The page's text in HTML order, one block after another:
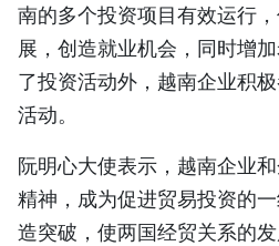
ESPAÑOL
南的多个投资项目有效运行
展，创造就业机会，同时增
了投资活动外，越南企业积
活动。
阮明心大使表示，越南企业
精神，成为促进贸易投资的
造突破，使两国经贸关系的